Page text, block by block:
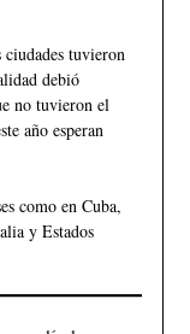
tuvieron
debió
no tuvieron el
año esperan
como en Cuba,
y Estados